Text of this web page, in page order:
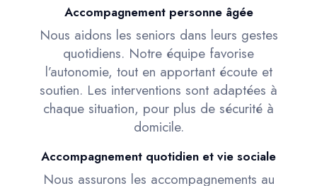
Accompagnement personne âgée
Nous aidons les seniors dans leurs gestes
quotidiens. Notre équipe favorise
l’autonomie, tout en apportant écoute et
soutien. Les interventions sont adaptées à
chaque situation, pour plus de sécurité à
domicile.
Accompagnement quotidien et vie sociale
Nous assurons les accompagnements au